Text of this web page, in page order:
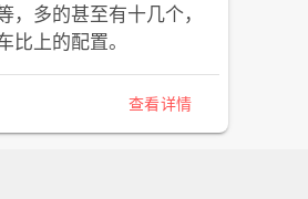
多的甚至有十几个，
上的配置。
查看详情